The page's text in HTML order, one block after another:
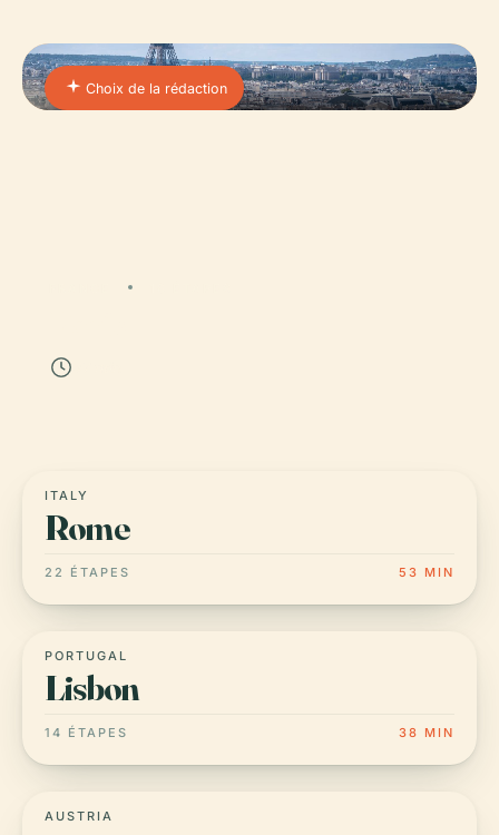
Choix de la rédaction
ITALY
Rome
22 ÉTAPES 53 MIN
PORTUGAL
Lisbon
14 ÉTAPES 38 MIN
AUSTRIA